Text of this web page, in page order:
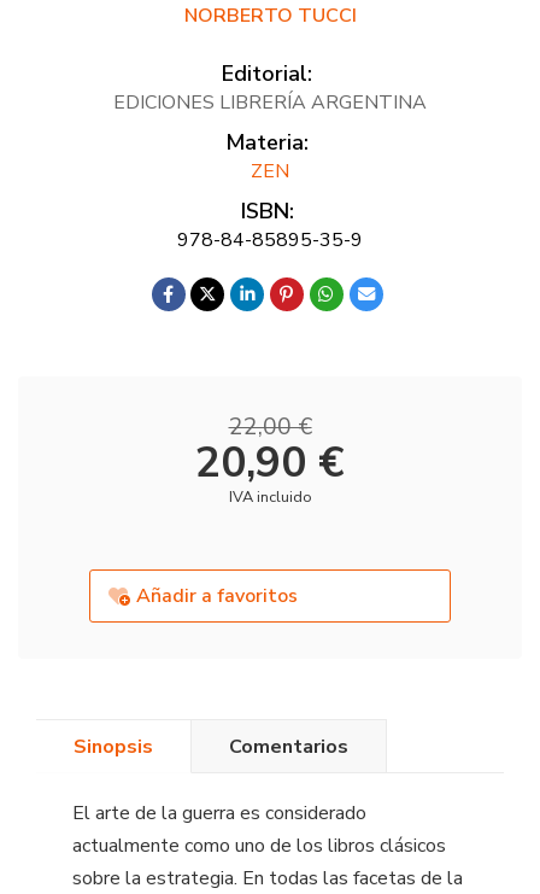
NORBERTO TUCCI
Editorial:
EDICIONES LIBRERÍA ARGENTINA
Materia:
ZEN
ISBN:
978-84-85895-35-9
22,00 €
20,90 €
IVA incluido
Añadir a favoritos
Sinopsis Comentarios
El arte de la guerra es considerado
actualmente como uno de los libros clásicos
sobre la estrategia. En todas las facetas de la